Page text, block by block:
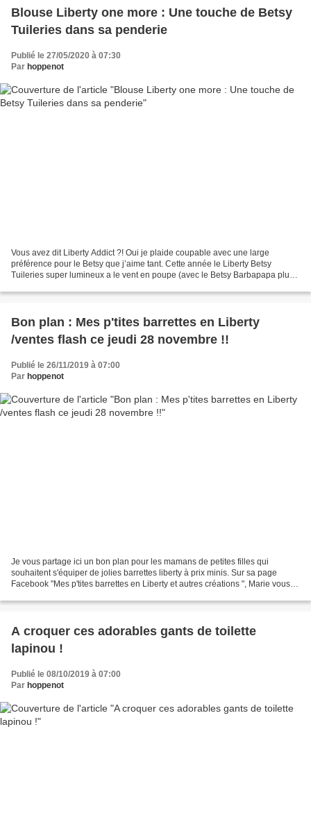
Blouse Liberty one more : Une touche de Betsy
Tuileries dans sa penderie
Publié le 27/05/2020 à 07:30
Par hoppenot
Vous avez dit Liberty Addict ?! Oui je plaide coupable avec une large
préférence pour le Betsy que j’aime tant. Cette année le Liberty Betsy
Tuileries super lumineux a le vent en poupe (avec le Betsy Barbapapa plus
Bon plan : Mes p'tites barrettes en Liberty
/ventes flash ce jeudi 28 novembre !!
Publié le 26/11/2019 à 07:00
Par hoppenot
Je vous partage ici un bon plan pour les mamans de petites filles qui
souhaitent s'équiper de jolies barrettes liberty à prix minis. Sur sa page
Facebook "Mes p'tites barrettes en Liberty et autres créations ", Marie vous
A croquer ces adorables gants de toilette
lapinou !
Publié le 08/10/2019 à 07:00
Par hoppenot